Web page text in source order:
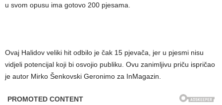
u svom opusu ima gotovo 200 pjesama.
Ovaj Halidov veliki hit odbilo je čak 15 pjevača, jer u pjesmi nisu
vidjeli potencijal koji bi osvojio publiku. Ovu zanimljivu priču ispričao
je autor Mirko Šenkovski Geronimo za InMagazin.